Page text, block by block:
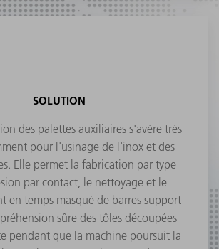
SOLUTION
des palettes auxiliaires s'avère très
pour l'usinage de l'inox et des
Elle permet la fabrication par type
par contact, le nettoyage et le
en temps masqué de barres support
sûre des tôles découpées
pendant que la machine poursuit la